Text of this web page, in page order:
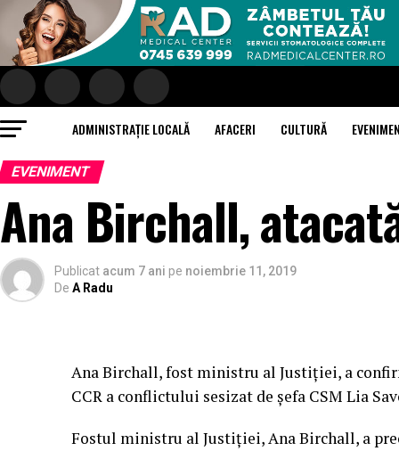
ADMINISTRAȚIE LOCALĂ AFACERI CULTURĂ
EVENIMENT
Ana Birchall,
Publicat acum 7 ani pe noiembrie 11, 2019
De A Radu
Ana Birchall, fost ministru al Justiției, a
CCR a conflictului sesizat de șefa CSM Lia
Fostul ministru al Justiției, Ana Birchall, a